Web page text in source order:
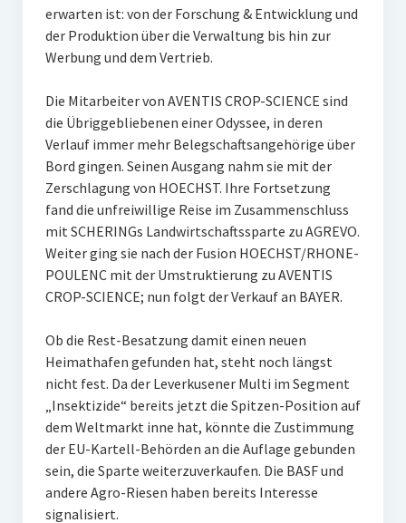
erwarten ist: von der Forschung & Entwicklung und
der Produktion über die Verwaltung bis hin zur
Werbung und dem Vertrieb.
Die Mitarbeiter von AVENTIS CROP-SCIENCE sind
die Übriggebliebenen einer Odyssee, in deren
Verlauf immer mehr Belegschaftsangehörige über
Bord gingen. Seinen Ausgang nahm sie mit der
Zerschlagung von HOECHST. Ihre Fortsetzung
fand die unfreiwillige Reise im Zusammenschluss
mit SCHERINGs Landwirtschaftssparte zu AGREVO.
Weiter ging sie nach der Fusion HOECHST/RHONE-
POULENC mit der Umstruktierung zu AVENTIS
CROP-SCIENCE; nun folgt der Verkauf an BAYER.
Ob die Rest-Besatzung damit einen neuen
Heimathafen gefunden hat, steht noch längst
nicht fest. Da der Leverkusener Multi im Segment
„Insektizide“ bereits jetzt die Spitzen-Position auf
dem Weltmarkt inne hat, könnte die Zustimmung
der EU-Kartell-Behörden an die Auflage gebunden
sein, die Sparte weiterzuverkaufen. Die BASF und
andere Agro-Riesen haben bereits Interesse
signalisiert.